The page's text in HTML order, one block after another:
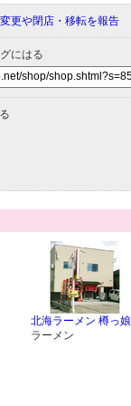
更や閉店・移転を報告
にはる
北海ラーメン 樽っ娘
ラーメン